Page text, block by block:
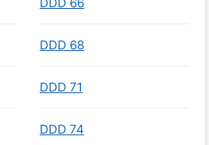
DDD 66
DDD 68
DDD 71
DDD 74